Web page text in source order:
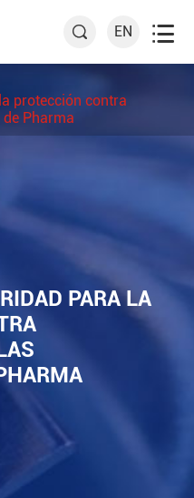
 EN 
protección contra
Pharma
PARA LA